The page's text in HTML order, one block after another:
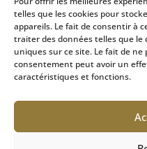
telles que les cookies pour
appareils. Le fait de consentir à
traiter des données telles que
uniques sur ce site. Le fait de
consentement peut avoir un
caractéristiques et fonctions.
Comprendre la
2024
28 Sep 2024|Divorce
Le divorce est une
les étapes juridiques
modifications ont été